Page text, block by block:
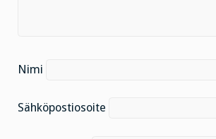
Nimi
Sähköpostiosoite